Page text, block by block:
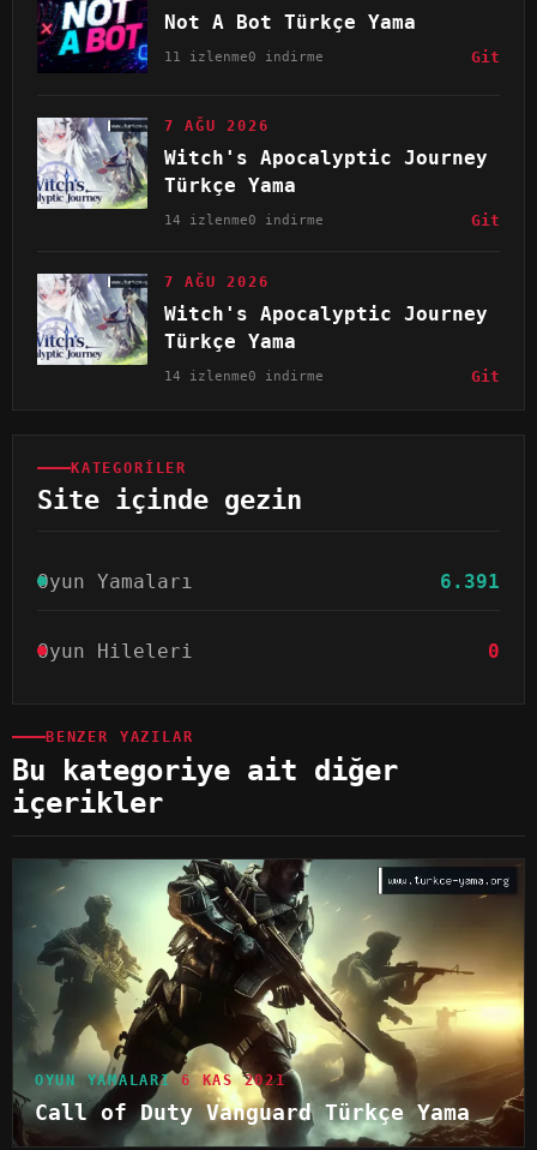
Not A Bot Türkçe Yama
11 izlenme0 indirme Git
7 AĞU 2026
Witch's Apocalyptic Journey
Türkçe Yama
14 izlenme0 indirme Git
7 AĞU 2026
Witch's Apocalyptic Journey
Türkçe Yama
14 izlenme0 indirme Git
KATEGORILER
Site içinde gezin
Oyun Yamaları 6.391
Oyun Hileleri 0
BENZER YAZILAR
Bu kategoriye ait diğer
içerikler
OYUN YAMALARI 6 KAS 2021
Call of Duty Vanguard Türkçe Yama